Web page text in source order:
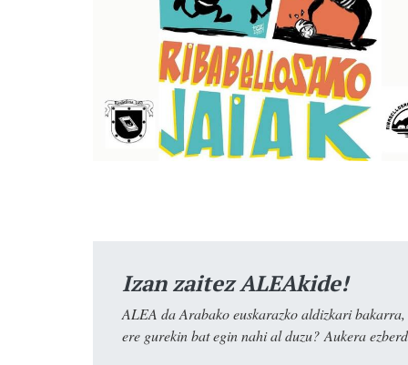
Izan zaitez ALEAkide!
ALEA da Arabako euskarazko aldizkari
ere gurekin bat egin nahi al duzu? Aukera